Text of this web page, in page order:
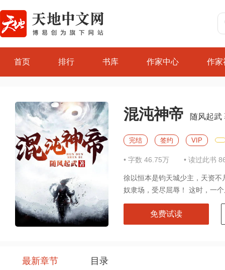
首页 排行 书库 作家中心 作家
混沌神帝 随风起武
完结 签约 VIP
• 字数 46.75万 • 读过此书
徐以恒本是钧天城少主，天资
奴隶场，受尽屈辱！ 这时，一
免费试读
最新章节 目录